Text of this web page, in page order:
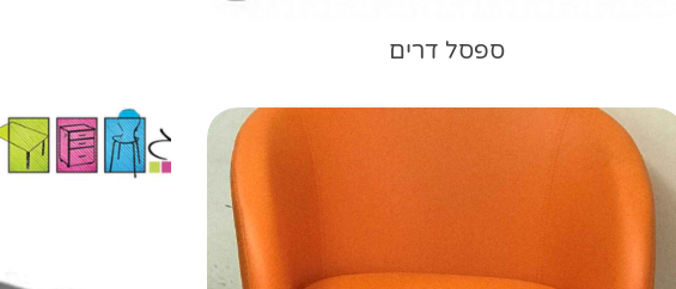
ספסל דרים